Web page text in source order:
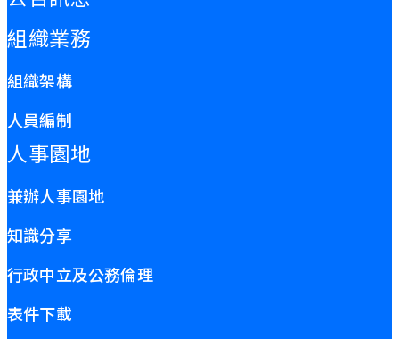
組織業務
組織架構
人員編制
人事園地
兼辦人事園地
知識分享
行政中立及公務倫理
表件下載